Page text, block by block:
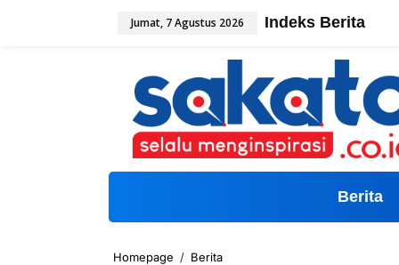
Jumat, 7 Agustus 2026 Indeks Berita
Berita
Homepage / Berita